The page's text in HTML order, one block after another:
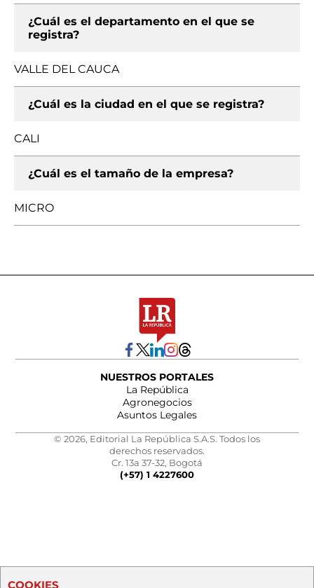
¿Cuál es el departamento en el que se
registra?
VALLE DEL CAUCA
¿Cuál es la ciudad en el que se registra?
CALI
¿Cuál es el tamaño de la empresa?
MICRO
NUESTROS PORTALES
La República
Agronegocios
Asuntos Legales
© 2026, Editorial La República S.A.S. Todos los
derechos reservados.
Cr. 13a 37-32, Bogotá
(+57) 1 4227600
COOKIES